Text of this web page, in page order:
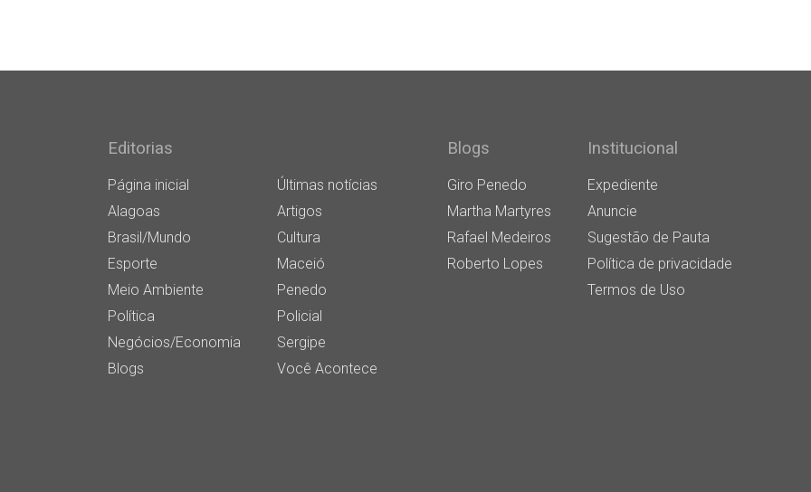
Editorias
Página inicial
Últimas notícias
Alagoas
Artigos
Brasil/Mundo
Cultura
Esporte
Maceió
Meio Ambiente
Penedo
Política
Policial
Negócios/Economia
Sergipe
Blogs
Você Acontece
Blogs
Giro Penedo
Martha Martyres
Rafael Medeiros
Roberto Lopes
Institucional
Expediente
Anuncie
Sugestão de Pauta
Política de privacidade
Termos de Uso